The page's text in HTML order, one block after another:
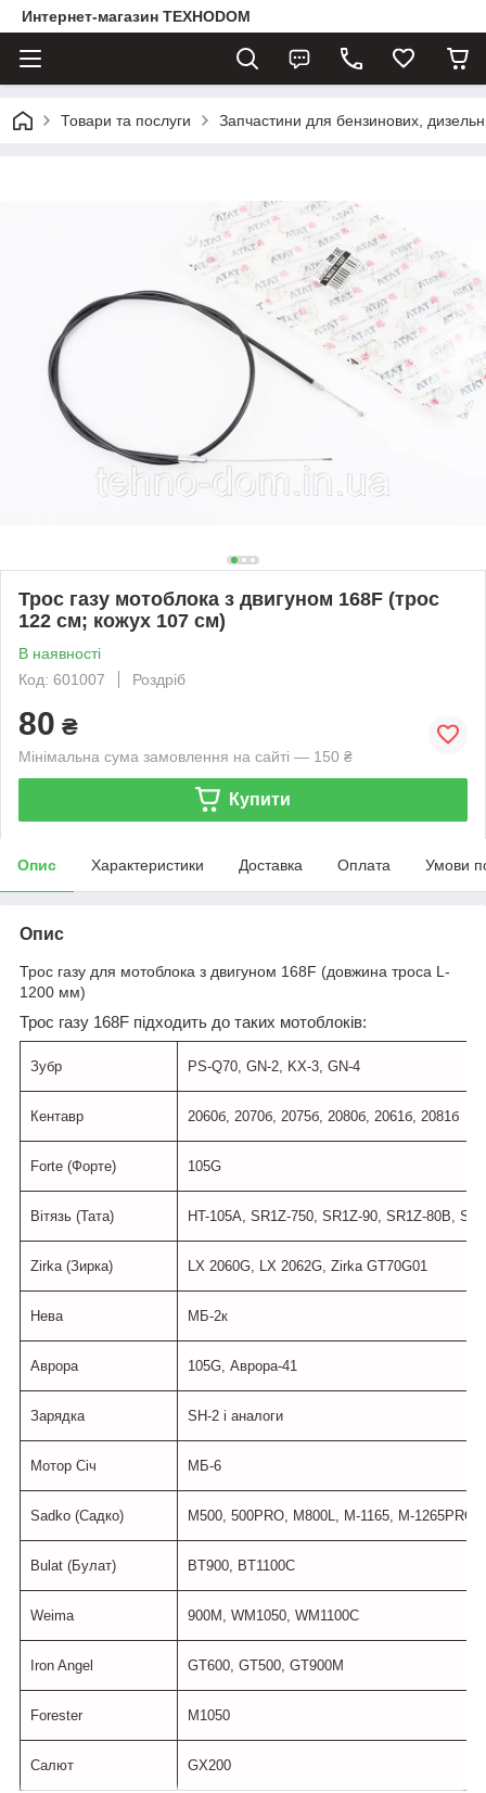
Интернет-магазин ТЕХНОDOM
Товари та послуги Запчастини для бензинових,
Трос газу мотоблока з двигуном 168F (трос
122 см; кожух 107 см)
В наявності
Код: 601007
Роздріб
80 ₴
Мінімальна сума замовлення на сайті — 150 ₴
Купити
Опис Характеристики Доставка Оплата Умови
Опис
Трос газу для мотоблока з двигуном 168F (довжина троса L-
1200 мм)
Трос газу 168F підходить до таких мотоблоків:
Зубр PS-Q70, GN-2, KX-3, GN-4
Кентавр 2060б, 2070б, 2075б, 2080б, 2061б, 2081б
Forte (Форте) 105G
Вітязь (Тата) HT-105A, SR1Z-750, SR1Z-90, SR1Z-80B,
Zirka (Зирка) LX 2060G, LX 2062G, Zirka GT70G01
Нева МБ-2к
Аврора 105G, Аврора-41
Зарядка SH-2 і аналоги
Мотор Січ МБ-6
Sadko (Садко) M500, 500PRO, M800L, M-1165, M-1265PRO
Bulat (Булат) BT900, BT1100C
Weima 900M, WM1050, WM1100C
Iron Angel GT600, GT500, GT900M
Forester M1050
Салют GX200